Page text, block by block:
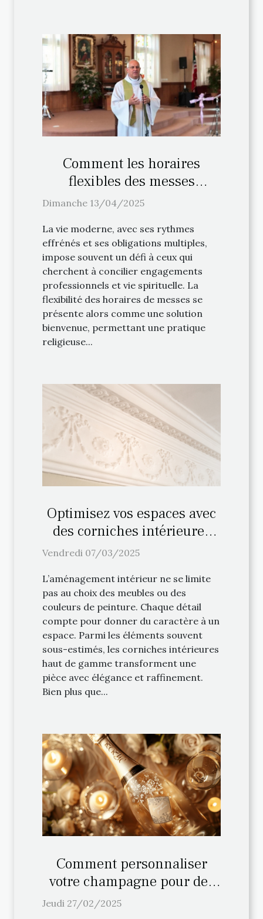
Comment les horaires
flexibles des messes
facilitent la pratique
Dimanche 13/04/2025
La vie moderne, avec ses rythmes
effrénés et ses obligations multiples,
impose souvent un défi à ceux qui
cherchent à concilier engagements
professionnels et vie spirituelle. La
flexibilité des horaires de messes se
présente alors comme une solution
bienvenue, permettant une pratique
religieuse...
Optimisez vos espaces avec
des corniches intérieures
haut de gamme
Vendredi 07/03/2025
L’aménagement intérieur ne se limite
pas au choix des meubles ou des
couleurs de peinture. Chaque détail
compte pour donner du caractère à un
espace. Parmi les éléments souvent
sous-estimés, les corniches intérieures
haut de gamme transforment une
pièce avec élégance et raffinement.
Bien plus que...
Comment personnaliser
votre champagne pour des
occasions spéciales
Jeudi 27/02/2025